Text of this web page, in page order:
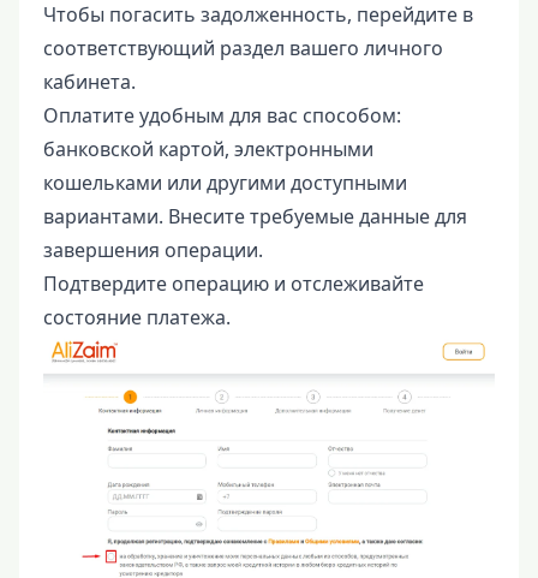
Чтобы погасить задолженность, перейдите в
соответствующий раздел вашего личного
кабинета.
Оплатите удобным для вас способом:
банковской картой, электронными
кошельками или другими доступными
вариантами. Внесите требуемые данные для
завершения операции.
Подтвердите операцию и отслеживайте
состояние платежа.